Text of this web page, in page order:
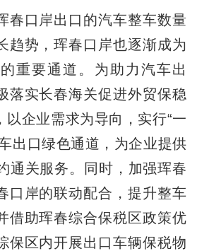
口岸出口的汽车整车数量
趋势，珲春口岸也逐渐成为
重要通道。为助力汽车出
落实长春海关促进外贸保稳
以企业需求为导向，实行“一
出口绿色通道，为企业提供
通关服务。同时，加强珲春
口岸的联动配合，提升整车
借助珲春综合保税区政策优
保区内开展出口车辆保税物